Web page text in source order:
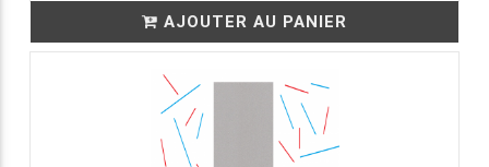
AJOUTER AU PANIER